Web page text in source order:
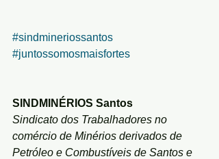
#sindmineriossantos
#juntossomosmaisfortes
SINDMINÉRIOS Santos
Sindicato dos Trabalhadores no
comércio de Minérios derivados de
Petróleo e Combustíveis de Santos e